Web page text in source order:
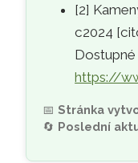
[2]
c2024
Dostupné
https://
📅Stránka
🔄 Poslední